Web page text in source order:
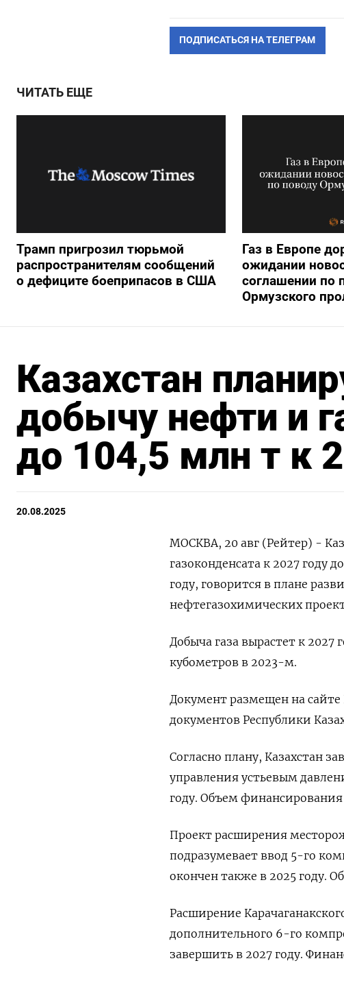
ПОДПИСАТЬСЯ НА ТЕЛЕГРАМ
ЧИТАТЬ ЕЩЕ
Трамп пригрозил тюрьмой
распространителям сообщений
о дефиците боеприпасов в США
Газ в Европе
ожидании
соглашении по
Ормузского
Казахстан
добычу нефти и
до 104,5 млн т к
20.08.2025
МОСКВА, 20 авг (Рейтер) -
газоконденсата к 2027 году
году, говорится в плане
нефтегазохимических
Добыча газа вырастет к
кубометров в 2023-м.
Документ размещен на
документов Республики
Согласно плану, Казахстан
управления устьевым
году. Объем
Проект расширения
подразумевает ввод 5-го
окончен также в 2025 году.
Расширение
дополнительного 6-го
завершить в 2027 году.